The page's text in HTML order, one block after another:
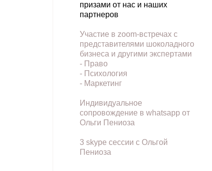
призами от нас и наших
партнеров
Участие в zoom-встречах с
представителями шоколадного
бизнеса и другими экспертами
- Право
- Психология
- Маркетинг
Индивидуальное
сопровождение в whatsapp от
Ольги Пениоза
3 skype сессии с Ольгой
Пениоза